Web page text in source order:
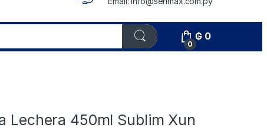
0
₲ 0
Lechera 450ml Sublim Xun